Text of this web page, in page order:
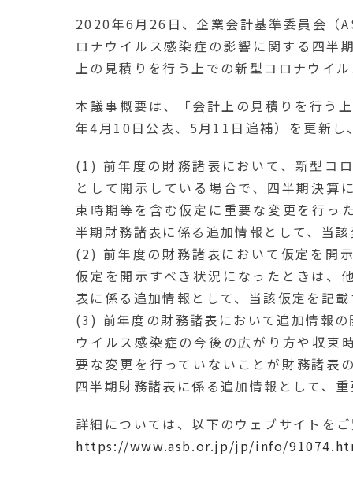
2020年6月26日、企業会計基準委員会（
ロナウイルス感染症の影響に関する四半
上の見積りを行う上での新型コロナウイ
本議事概要は、「会計上の見積りを行う
年4月10日公表、5月11日追補）を更新し
(1) 前年度の財務諸表において、新型コ
として開示している場合で、四半期決算
束時期等を含む仮定に重要な変更を行っ
半期財務諸表に係る追加情報として、当
(2) 前年度の財務諸表において仮定を開
仮定を開示すべき状況になったときは、
表に係る追加情報として、当該仮定を記載
(3) 前年度の財務諸表において追加情報
ウイルス感染症の今後の広がり方や収束
要な変更を行っていないことが財務諸表
四半期財務諸表に係る追加情報として、
詳細については、以下のウェブサイトをご
https://www.asb.or.jp/jp/info/